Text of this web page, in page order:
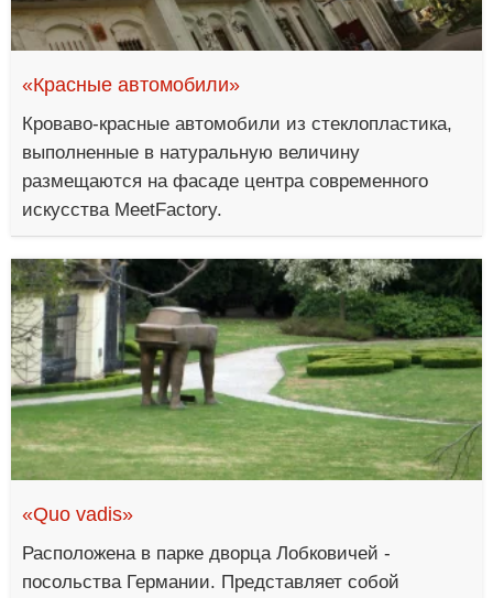
«Красные автомобили»
Кроваво-красные автомобили из стеклопластика,
выполненные в натуральную величину
размещаются на фасаде центра современного
искусства MeetFactory.
«Quo vadis»
Расположена в парке дворца Лобковичей -
посольства Германии. Представляет собой